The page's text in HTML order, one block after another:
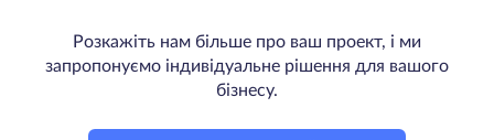
Розкажіть нам більше про ваш проект, і ми
запропонуємо індивідуальне рішення для вашого
бізнесу.